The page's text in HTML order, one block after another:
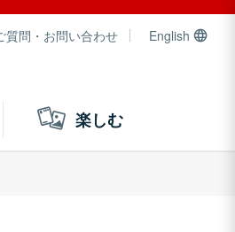
質問・お問い合わせ English
楽しむ